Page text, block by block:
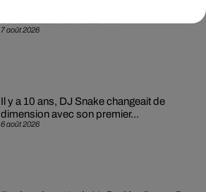
7 août 2026
6 août 2026
Il y a 10 ans, DJ Snake changeait de
dimension avec son premier...